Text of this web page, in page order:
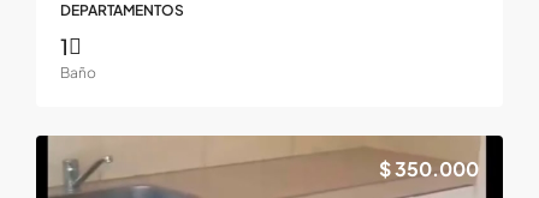
DEPARTAMENTOS
1
Baño
$ 350.000